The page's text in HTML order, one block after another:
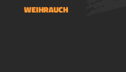
WEIHRAUCH